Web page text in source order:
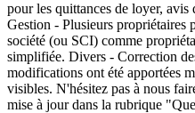
pour les quittances de loyer, avis
Gestion - Plusieurs propriétaires
société (ou SCI) comme
simplifiée. Divers - Correction
modifications ont été apportées
visibles. N'hésitez pas à nous
mise à jour dans la rubrique